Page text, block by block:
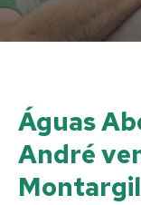
Águas
André
Montargil